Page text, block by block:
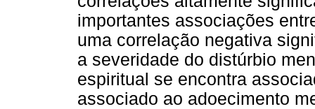
importantes associações
uma correlação negativa
a severidade do distúrbio
espiritual se encontra
associado ao adoecimento